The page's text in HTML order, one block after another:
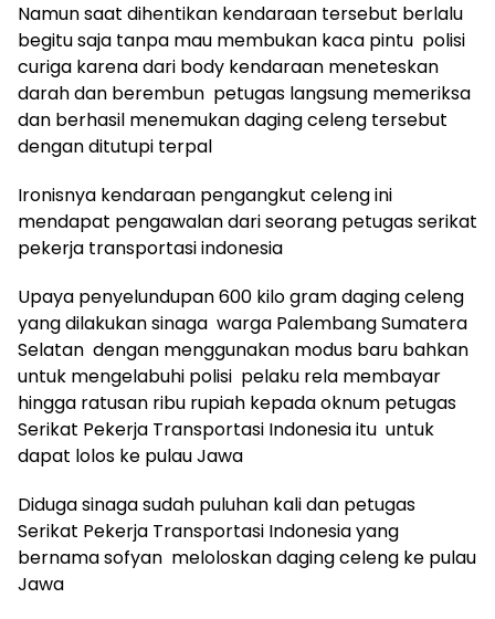
Namun saat dihentikan kendaraan tersebut berlalu
begitu saja tanpa mau membukan kaca pintu polisi
curiga karena dari body kendaraan meneteskan
darah dan berembun petugas langsung memeriksa
dan berhasil menemukan daging celeng tersebut
dengan ditutupi terpal
Ironisnya kendaraan pengangkut celeng ini
mendapat pengawalan dari seorang petugas serikat
pekerja transportasi indonesia
Upaya penyelundupan 600 kilo gram daging celeng
yang dilakukan sinaga warga Palembang Sumatera
Selatan dengan menggunakan modus baru bahkan
untuk mengelabuhi polisi pelaku rela membayar
hingga ratusan ribu rupiah kepada oknum petugas
Serikat Pekerja Transportasi Indonesia itu untuk
dapat lolos ke pulau Jawa
Diduga sinaga sudah puluhan kali dan petugas
Serikat Pekerja Transportasi Indonesia yang
bernama sofyan meloloskan daging celeng ke pulau
Jawa